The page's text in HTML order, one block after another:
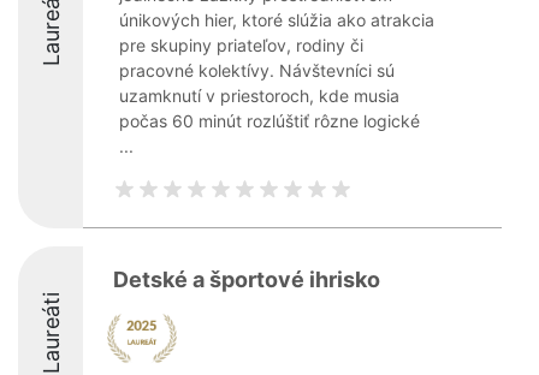
Laureáti
únikových hier, ktoré slúžia ako atrakcia
pre skupiny priateľov, rodiny či
pracovné kolektívy. Návštevníci sú
uzamknutí v priestoroch, kde musia
počas 60 minút rozlúštiť rôzne logické
...
Laureáti
Detské a športové ihrisko